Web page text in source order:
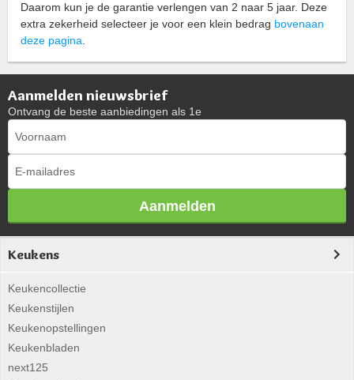
Daarom kun je de garantie verlengen van 2 naar 5 jaar. Deze
extra zekerheid selecteer je voor een klein bedrag bovenaan
deze pagina.
Aanmelden nieuwsbrief
Ontvang de beste aanbiedingen als 1e
Aanmelden
Keukens
Keukencollectie
Keukenstijlen
Keukenopstellingen
Keukenbladen
next125